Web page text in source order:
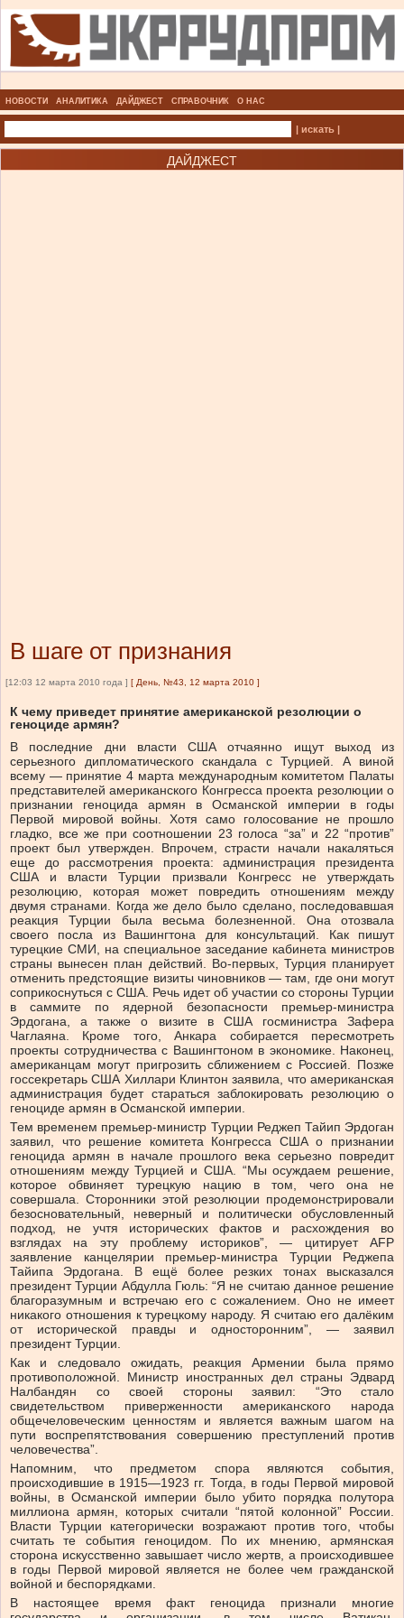
НОВОСТИ АНАЛИТИКА ДАЙДЖЕСТ СПРАВОЧНИК О НАС
| искать |
ДАЙДЖЕСТ
В шаге от признания
[12:03 12 марта 2010 года ] [ День, №43, 12 марта 2010 ]
К чему приведет принятие американской резолюции о
геноциде армян?
В последние дни власти США отчаянно ищут выход из
серьезного дипломатического скандала с Турцией. А виной
всему — принятие 4 марта международным комитетом Палаты
представителей американского Конгресса проекта резолюции о
признании геноцида армян в Османской империи в годы
Первой мировой войны. Хотя само голосование не прошло
гладко, все же при соотношении 23 голоса “за” и 22 “против”
проект был утвержден. Впрочем, страсти начали накаляться
еще до рассмотрения проекта: администрация президента
США и власти Турции призвали Конгресс не утверждать
резолюцию, которая может повредить отношениям между
двумя странами. Когда же дело было сделано, последовавшая
реакция Турции была весьма болезненной. Она отозвала
своего посла из Вашингтона для консультаций. Как пишут
турецкие СМИ, на специальное заседание кабинета министров
страны вынесен план действий. Во-первых, Турция планирует
отменить предстоящие визиты чиновников — там, где они могут
соприкоснуться с США. Речь идет об участии со стороны Турции
в саммите по ядерной безопасности премьер-министра
Эрдогана, а также о визите в США госминистра Зафера
Чаглаяна. Кроме того, Анкара собирается пересмотреть
проекты сотрудничества с Вашингтоном в экономике. Наконец,
американцам могут пригрозить сближением с Россией. Позже
госсекретарь США Хиллари Клинтон заявила, что американская
администрация будет стараться заблокировать резолюцию о
геноциде армян в Османской империи.
Тем временем премьер-министр Турции Реджеп Тайип Эрдоган
заявил, что решение комитета Конгресса США о признании
геноцида армян в начале прошлого века серьезно повредит
отношениям между Турцией и США. “Мы осуждаем решение,
которое обвиняет турецкую нацию в том, чего она не
совершала. Сторонники этой резолюции продемонстрировали
безосновательный, неверный и политически обусловленный
подход, не учтя исторических фактов и расхождения во
взглядах на эту проблему историков”, — цитирует AFP
заявление канцелярии премьер-министра Турции Реджепа
Тайипа Эрдогана. В ещё более резких тонах высказался
президент Турции Абдулла Гюль: “Я не считаю данное решение
благоразумным и встречаю его с сожалением. Оно не имеет
никакого отношения к турецкому народу. Я считаю его далёким
от исторической правды и односторонним”, — заявил
президент Турции.
Как и следовало ожидать, реакция Армении была прямо
противоположной. Министр иностранных дел страны Эдвард
Налбандян со своей стороны заявил: “Это стало
свидетельством приверженности американского народа
общечеловеческим ценностям и является важным шагом на
пути воспрепятствования совершению преступлений против
человечества”.
Напомним, что предметом спора являются события,
происходившие в 1915—1923 гг. Тогда, в годы Первой мировой
войны, в Османской империи было убито порядка полутора
миллиона армян, которых считали “пятой колонной” России.
Власти Турции категорически возражают против того, чтобы
считать те события геноцидом. По их мнению, армянская
сторона искусственно завышает число жертв, а происходившее
в годы Первой мировой является не более чем гражданской
войной и беспорядками.
В настоящее время факт геноцида признали многие